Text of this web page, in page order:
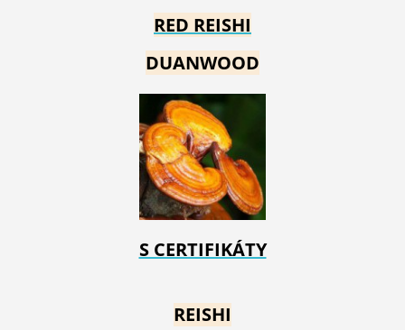
RED REISHI
DUANWOOD
S CERTIFIKÁTY
REISHI